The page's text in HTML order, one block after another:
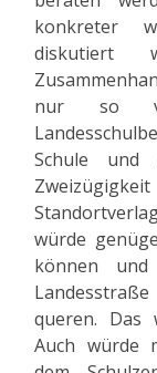
konkreter
diskutiert
nur so
Schule und
würde
können
queren. Das
Auch würde